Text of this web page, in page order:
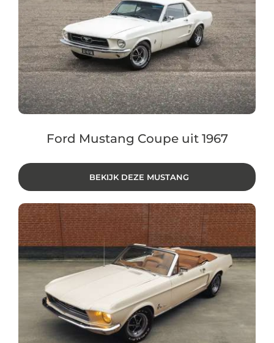
Ford Mustang Coupe uit 1967
BEKIJK DEZE MUSTANG